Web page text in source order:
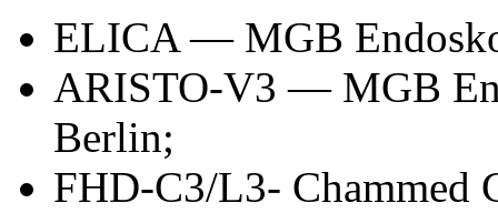
ELICA — MGB
ARISTO-V3 — MGB
Berlin;
FHD-C3/L3- Chammed